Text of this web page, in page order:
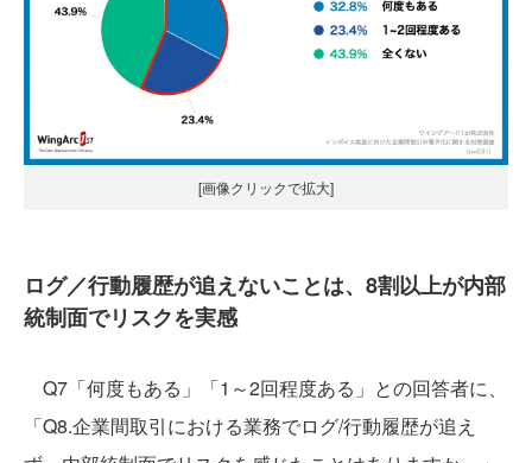
[画像クリックで拡大]
ログ／行動履歴が追えないことは、8割以上が内部
統制面でリスクを実感
Q7「何度もある」「1～2回程度ある」との回答者に、
「Q8.企業間取引における業務でログ/行動履歴が追え